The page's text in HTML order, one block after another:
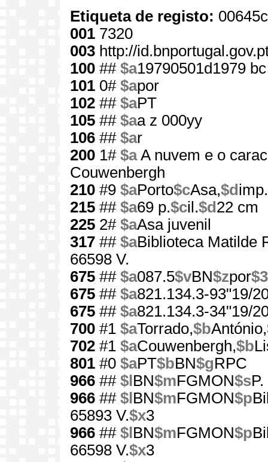
Etiqueta de registo:
001 7320
003 http://
100 ## $a19790501d1979
101 0# $apor
102 ## $aPT
105 ## $aa z 000yy
106 ## $ar
200 1# $aA nuvem e o
Couwenbergh
210 #9 $aPorto$cAsa,$d
215 ## $a69 p.$cil.$d 22 cm
225 2# $aAsa juvenil
317 ## $aBiblioteca Matilde
66598 V.
675 ## $a087.5$vBN$zpor$3
675 ## $a821.134.3-93"19/
675 ## $a821.134.3-34"19/
700 #1 $aTorrado,$bAntónio,
702 #1 $aCouwenbergh,$b
801 #0 $aPT$bBN$gRPC
966 ## $l BN$mFGMON$s
966 ## $l BN$mFGMON$p
65893 V.$x3
966 ## $l BN$mFGMON$p
66598 V.$x3